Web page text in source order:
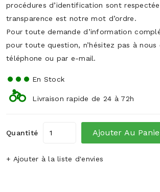
procédures d’identification sont
transparence est notre mot d’ordre.
Pour toute demande d’information
pour toute question, n’hésitez pas à
téléphone ou par e-mail.
En Stock
Livraison rapide de 24 à 72h
Quantité Ajouter Au
+ Ajouter à la liste d'envies